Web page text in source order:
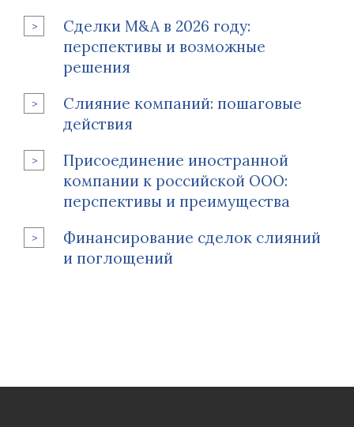
Сделки M&A в 2026 году:
перспективы и возможные
решения
Слияние компаний: пошаговые
действия
Присоединение иностранной
компании к российской ООО:
перспективы и преимущества
Финансирование сделок слияний
и поглощений